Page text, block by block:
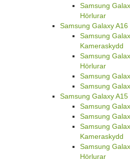
Samsung
Hörlurar
Samsung Galaxy A16
Samsung
Kameraskydd
Samsung
Hörlurar
Samsung
Samsung
Samsung Galaxy A15
Samsung
Samsung
Samsung
Kameraskydd
Samsung
Hörlurar